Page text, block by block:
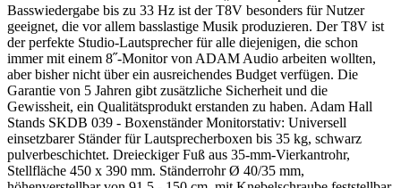
Basswiedergabe bis zu 33 Hz ist der T8V besonders für Nutzer
geeignet, die vor allem basslastige Musik produzieren. Der T8V ist
der perfekte Studio-Lautsprecher für alle diejenigen, die schon
immer mit einem 8˝-Monitor von ADAM Audio arbeiten wollten,
aber bisher nicht über ein ausreichendes Budget verfügen. Die
Garantie von 5 Jahren gibt zusätzliche Sicherheit und die
Gewissheit, ein Qualitätsprodukt erstanden zu haben. Adam Hall
Stands SKDB 039 - Boxenständer Monitorstativ: Universell
einsetzbarer Ständer für Lautsprecherboxen bis 35 kg, schwarz
pulverbeschichtet. Dreieckiger Fuß aus 35-mm-Vierkantrohr,
Stellfläche 450 x 390 mm. Ständerrohr Ø 40/35 mm,